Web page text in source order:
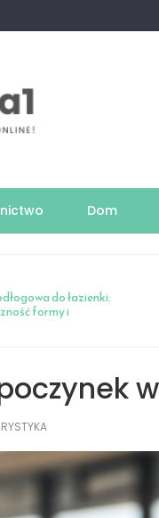
Dom
do łazienki:
formy i